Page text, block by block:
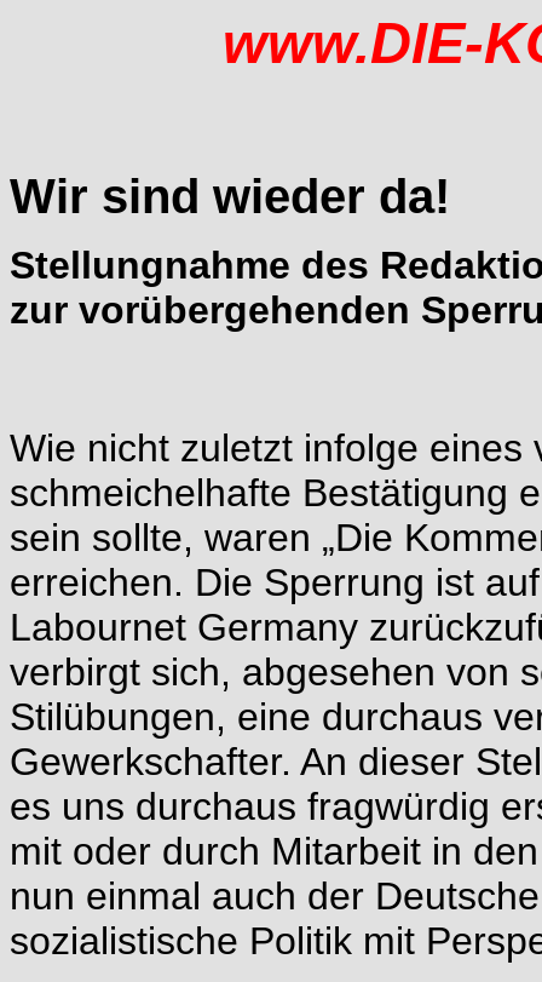
www.DIE-
Wir sind wieder da!
Stellungnahme des
zur vorübergehenden
Wie nicht zuletzt infolge eines
schmeichelhafte Bestätigung
sein sollte, waren „Die
erreichen. Die Sperrung ist
Labournet Germany
verbirgt sich, abgesehen von
Stilübungen, eine durchaus
Gewerkschafter. An dieser
es uns durchaus fragwürdig
mit oder durch Mitarbeit in
nun einmal auch der
sozialistische Politik mit